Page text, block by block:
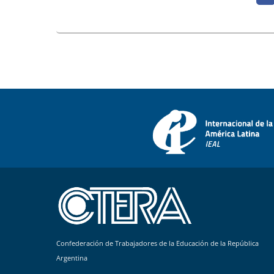
Confederación de Trabajadores de la Educación de la República
Argentina